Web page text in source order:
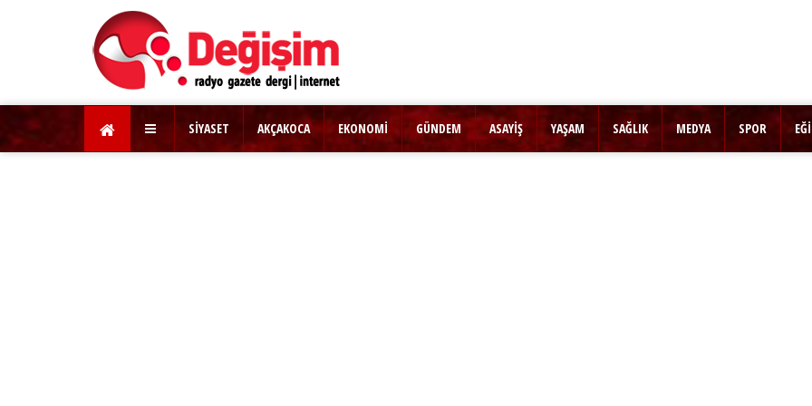
SİYASET AKÇAKOCA EKONOMİ GÜNDEM ASAYİŞ YAŞAM SAĞLIK MEDYA SPOR